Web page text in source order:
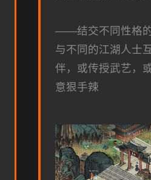
——结交不同性格的
与不同的江湖人士
伴，或传授武艺，
意狠手辣